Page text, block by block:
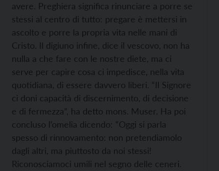
avere. Preghiera significa rinunciare a porre se
stessi al centro di tutto: pregare è mettersi in
ascolto e porre la propria vita nelle mani di
Cristo. Il digiuno infine, dice il vescovo, non ha
nulla a che fare con le nostre diete, ma ci
serve per capire cosa ci impedisce, nella vita
quotidiana, di essere davvero liberi. “Il Signore
ci doni capacità di discernimento, di decisione
e di fermezza”, ha detto mons. Muser. Ha poi
concluso l’omelia dicendo: “Oggi si parla
spesso di rinnovamento: non pretendiamolo
dagli altri, ma piuttosto da noi stessi!
Riconosciamoci umili nel segno delle ceneri.